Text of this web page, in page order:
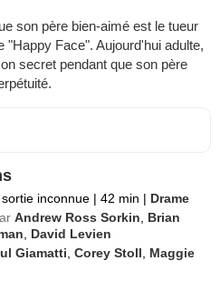
son père bien-aimé est le tueur
Face". Aujourd'hui adulte,
secret pendant que son père
inconnue | 42 min | Drame
Andrew Ross Sorkin
Brian
David Levien
Giamatti ,Corey Stoll
Maggie